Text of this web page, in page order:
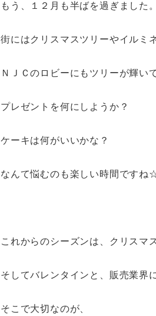
もう、１２月も半ばを過ぎました。
街にはクリスマスツリーやイルミ
ＮＪＣのロビーにもツリーが輝い
プレゼントを何にしようか？
ケーキは何がいいかな？
なんて悩むのも楽しい時間ですね
これからのシーズンは、クリスマ
そしてバレンタインと、販売業界
そこで大切なのが、